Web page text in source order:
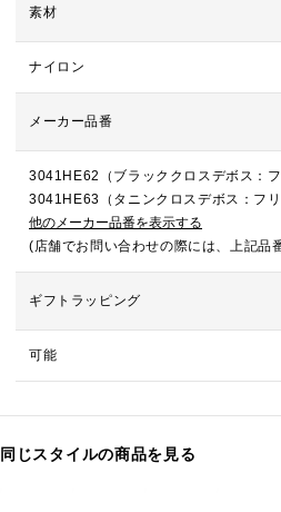
素材
ナイロン
メーカー品番
3041HE62（ブラッククロスデボス：フ
3041HE63（タニンクロスデボス：フリ
他のメーカー品番を表示する
(店舗でお問い合わせの際には、上記品
ギフトラッピング
可能
同じスタイルの商品を見る